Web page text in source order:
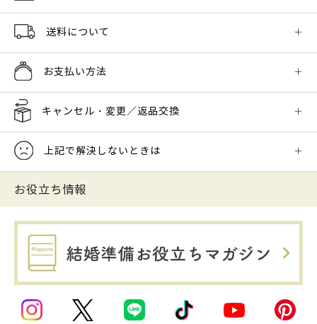
送料について
お支払い方法
キャンセル・変更／返品交換
上記で解決しないときは
お役立ち情報